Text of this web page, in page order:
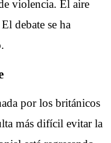
violencia. El aire
debate se ha
por los británicos
más difícil evitar la